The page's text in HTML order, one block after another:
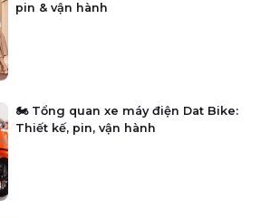
pin & vận hành
🏍️ Tổng quan xe máy điện Dat Bike:
Thiết kế, pin, vận hành